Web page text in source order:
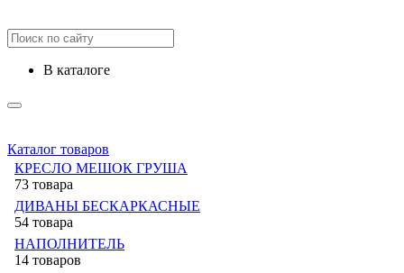
в каталоге
Каталог товаров
КРЕСЛО МЕШОК ГРУША
73 товара
ДИВАНЫ БЕСКАРКАСНЫЕ
54 товара
НАПОЛНИТЕЛЬ
14 товаров